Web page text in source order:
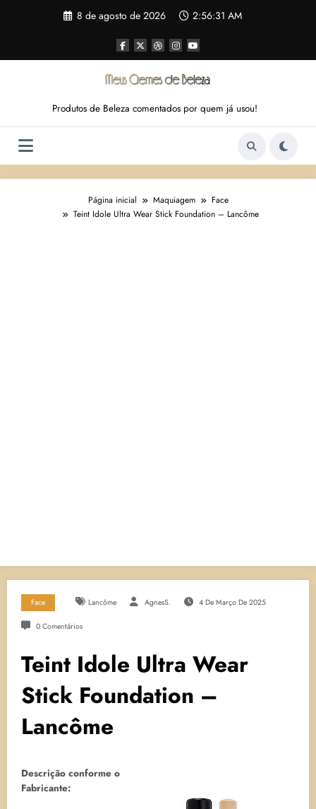
8 de agosto de 2026 2:56:32 AM
Produtos de Beleza comentados por quem já usou!
Página inicial Maquiagem
Face
Teint Idole Ultra Wear Stick Foundation – Lancôme
Face Lancôme AgnesS. 4 De Março De 2025
0 Comentários
Teint Idole Ultra Wear
Stick Foundation –
Lancôme
Descrição conforme o
Fabricante: